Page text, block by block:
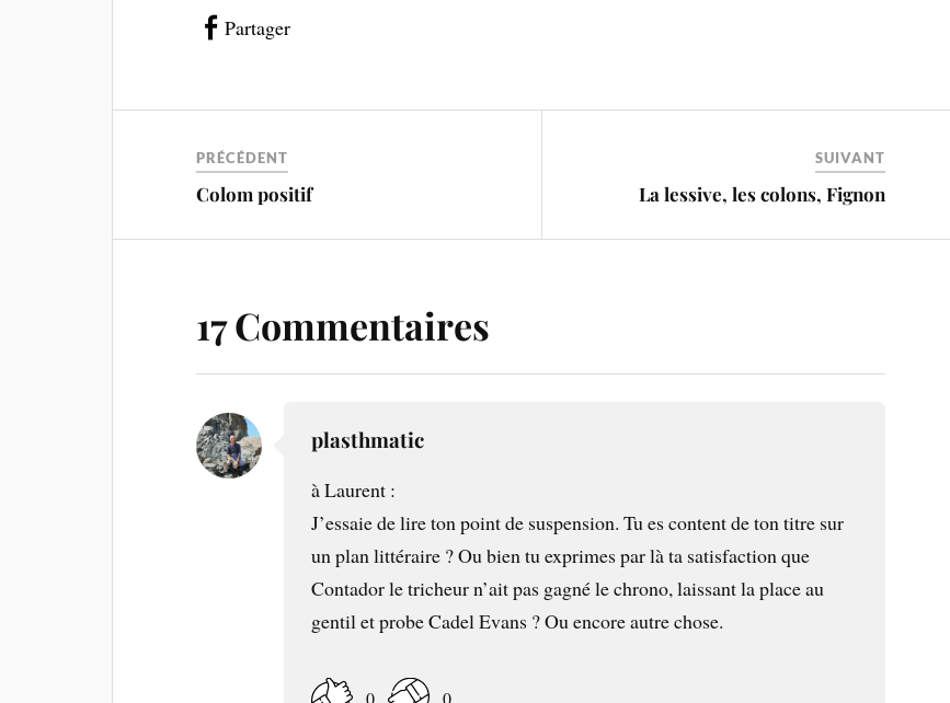
Partager
PRÉCÉDENT
Colom positif
SUIVANT
La lessive, les colons, Fignon
17 Commentaires
plasthmatic
à Laurent :
J’essaie de lire ton point de suspension. Tu es content de ton titre sur
un plan littéraire ? Ou bien tu exprimes par là ta satisfaction que
Contador le tricheur n’ait pas gagné le chrono, laissant la place au
gentil et probe Cadel Evans ? Ou encore autre chose.
0 0